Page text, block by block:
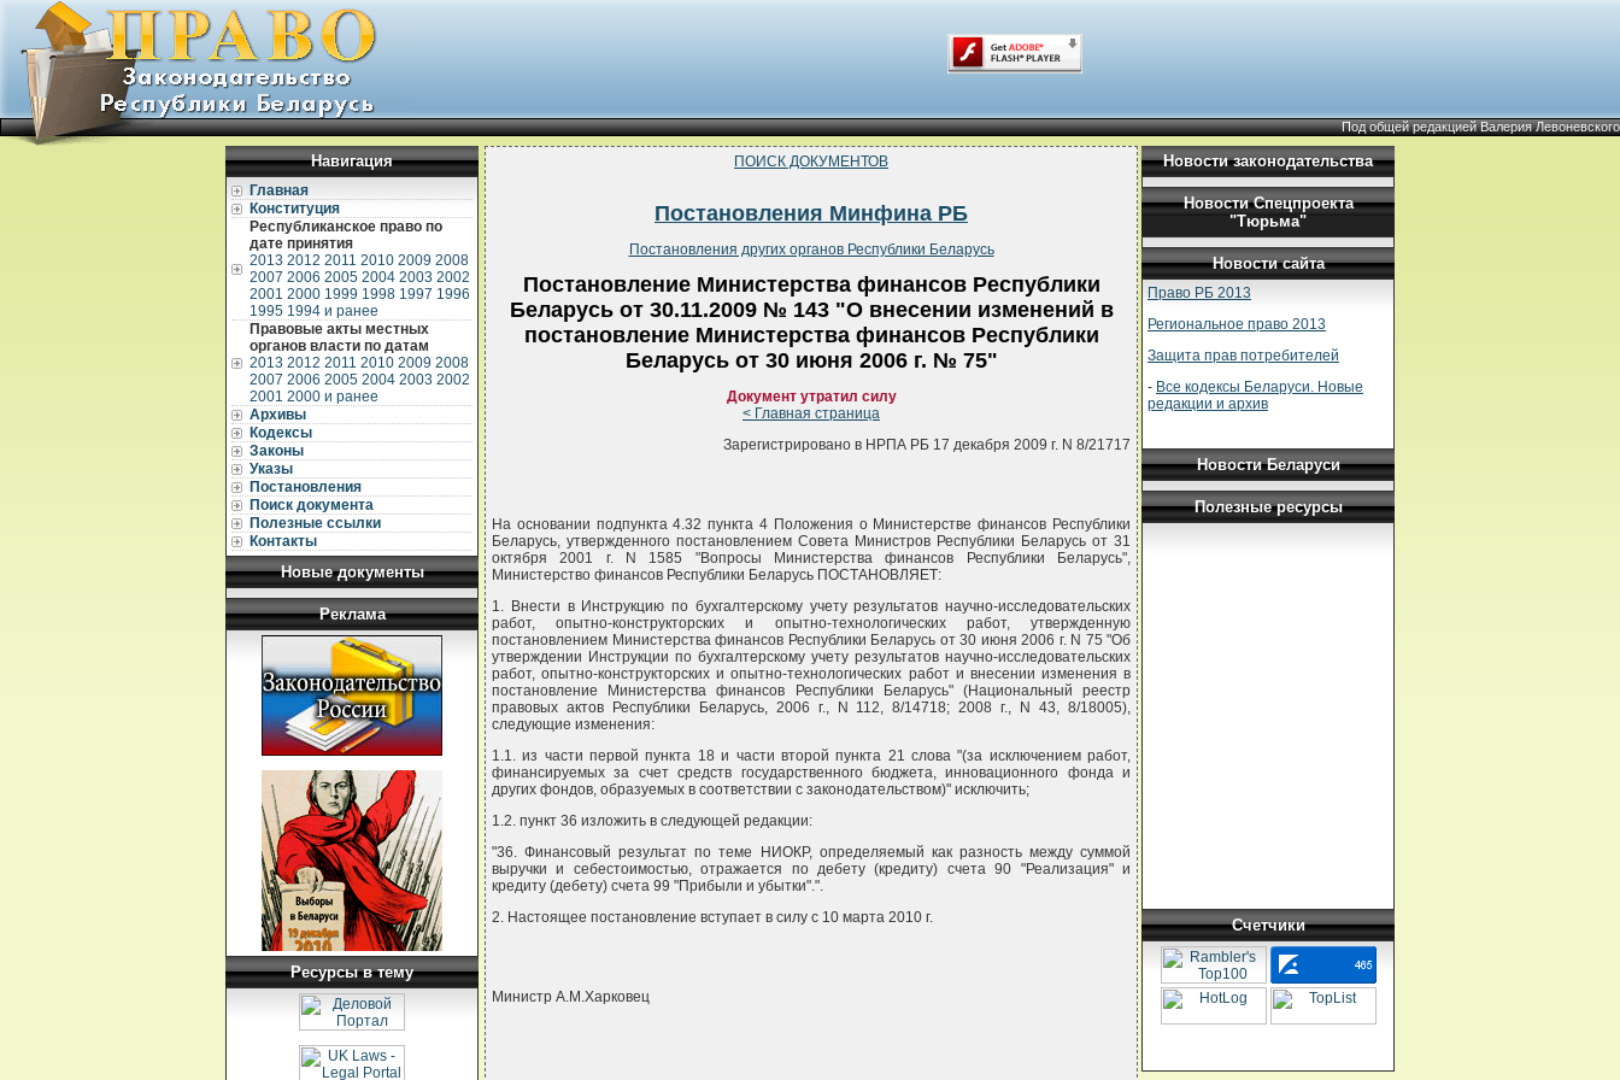
Под общей редакцией Валерия Левоневского
Навигация
Главная
Конституция
Республиканское право по
дате принятия
2013 2012 2011 2010 2009 2008
2007 2006 2005 2004 2003 2002
2001 2000 1999 1998 1997 1996
1995 1994 и ранее
Правовые акты местных
органов власти по датам
2013 2012 2011 2010 2009 2008
2007 2006 2005 2004 2003 2002
2001 2000 и ранее
Архивы
Кодексы
Законы
Указы
Постановления
Поиск документа
Полезные ссылки
Контакты
Новые документы
Реклама
Ресурсы в тему
ПОИСК ДОКУМЕНТОВ
Постановления Минфина РБ
Постановления других органов Республики Беларусь
Постановление Министерства финансов Республики
Беларусь от 30.11.2009 № 143 "О внесении изменений в
постановление Министерства финансов Республики
Беларусь от 30 июня 2006 г. № 75"
Документ утратил силу
< Главная страница
Зарегистрировано в НРПА РБ 17 декабря 2009 г. N 8/21717
На основании подпункта 4.32 пункта 4 Положения о Министерстве финансов Республики
Беларусь, утвержденного постановлением Совета Министров Республики Беларусь от 31
октября 2001 г. N 1585 "Вопросы Министерства финансов Республики Беларусь",
Министерство финансов Республики Беларусь ПОСТАНОВЛЯЕТ:
1. Внести в Инструкцию по бухгалтерскому учету результатов научно-исследовательских
работ, опытно-конструкторских и опытно-технологических работ, утвержденную
постановлением Министерства финансов Республики Беларусь от 30 июня 2006 г. N 75 "Об
утверждении Инструкции по бухгалтерскому учету результатов научно-исследовательских
работ, опытно-конструкторских и опытно-технологических работ и внесении изменения в
постановление Министерства финансов Республики Беларусь" (Национальный реестр
правовых актов Республики Беларусь, 2006 г., N 112, 8/14718; 2008 г., N 43, 8/18005),
следующие изменения:
1.1. из части первой пункта 18 и части второй пункта 21 слова "(за исключением работ,
финансируемых за счет средств государственного бюджета, инновационного фонда и
других фондов, образуемых в соответствии с законодательством)" исключить;
1.2. пункт 36 изложить в следующей редакции:
"36. Финансовый результат по теме НИОКР, определяемый как разность между суммой
выручки и себестоимостью, отражается по дебету (кредиту) счета 90 "Реализация" и
кредиту (дебету) счета 99 "Прибыли и убытки".".
2. Настоящее постановление вступает в силу с 10 марта 2010 г.
Министр А.М.Харковец
Новости законодательства
Новости Спецпроекта
"Тюрьма"
Новости сайта
Право РБ 2013
Региональное право 2013
Защита прав потребителей
- Все кодексы Беларуси. Новые
редакции и архив
Новости Беларуси
Полезные ресурсы
Счетчики